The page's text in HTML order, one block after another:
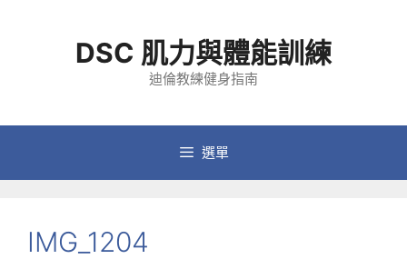
容
DSC 肌力與體能訓練
迪倫教練健身指南
選單
IMG_1204